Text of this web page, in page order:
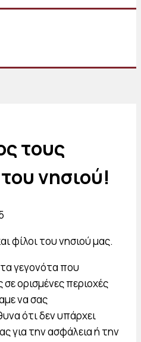
τους
νησιού!
φίλοι του νησιού μας.
γεγονότα που
ορισμένες περιοχές
να σας
ότι δεν υπάρχει
για την ασφάλεια ή την